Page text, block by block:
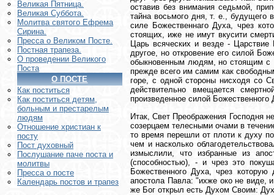
Великая Пятница.
Великая Суббота.
Молитва святого Ефрема
Сирина.
Пресса о Великом Посте.
Постная трапеза.
О проведении Великого
Поста
О ПОСТЕ
Как поститься
Как поститься детям,
больным и престарелым
людям
Отношение христиан к
посту
Пост духовный
Послушание паче поста и
молитвы
Пресса о посте
Календарь постов и трапез
оставив без внимания седьмой,
тайна восьмого дня, т. е., будущего
силе Божественнаго Духа, чрез
стоящих, иже не имут вкусити
Царь всяческих и везде - Царствие
другое, но откровение его силой
обыкновенным людям, но стоящим с
прежде всего им самим как
горе, с одной стороны нисходя со
действительно вмещается
произведенное силой Божественного
Итак, Свет Преображения Господня
созерцаем телесными очами в
то время перешли от плоти к духу
чем и насколько
измыслили, что избранные из
(способностью), - и чрез это
Божественного Духа, чрез
апостола Павла: "ихже око не виде,
же Бог открыл есть Духом Своим: